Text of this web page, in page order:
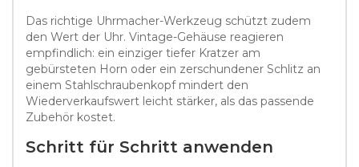
Das richtige Uhrmacher-Werkzeug schützt zudem
den Wert der Uhr. Vintage-Gehäuse reagieren
empfindlich: ein einziger tiefer Kratzer am
gebürsteten Horn oder ein zerschundener Schlitz an
einem Stahlschraubenkopf mindert den
Wiederverkaufswert leicht stärker, als das passende
Zubehör kostet.
Schritt für Schritt anwenden